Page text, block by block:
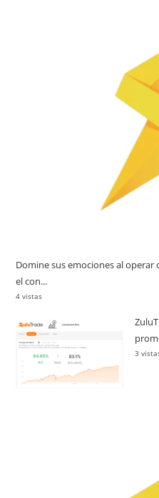
Domine sus emociones al operar
el con...
4 vistas
3